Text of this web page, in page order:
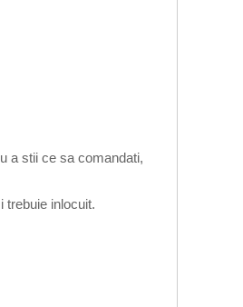
a stii ce sa comandati,
trebuie inlocuit.